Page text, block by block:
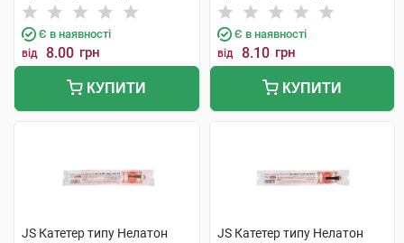
Метіріалс
Є в наявності
від 8.00 грн
КУПИТИ
Метіріалс
Є в наявності
від 8.10 грн
КУПИТИ
JS Катетер типу Нелатон
JS Катетер типу Нелатон